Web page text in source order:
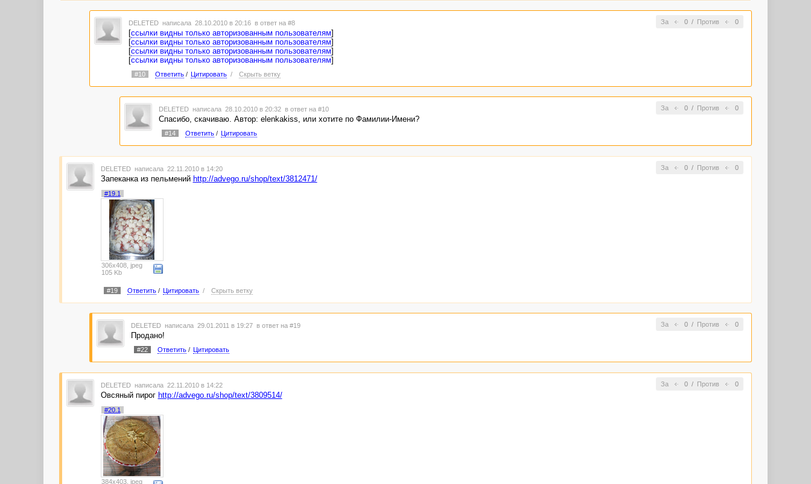
За 0/ Против 0
DELETED написала 28.10.2010 в 20:16 в ответ на #8
[ссылки видны только авторизованным пользователям]
[ссылки видны только авторизованным пользователям]
[ссылки видны только авторизованным пользователям]
[ссылки видны только авторизованным пользователям]
#10 Ответить/ Цитировать / Скрыть ветку
За 0/ Против 0
DELETED написала 28.10.2010 в 20:32 в ответ на #10
Спасибо, скачиваю. Автор: elenkakiss, или хотите по Фамилии-Имени?
#14 Ответить/ Цитировать
За 0/ Против 0
DELETED написала 22.11.2010 в 14:20
Запеканка из пельмений http://advego.ru/shop/text/3812471/
#19.1
306x408, jpeg
105 Kb
#19 Ответить/ Цитировать / Скрыть ветку
За 0/ Против 0
DELETED написала 29.01.2011 в 19:27 в ответ на #19
Продано!
#22 Ответить/ Цитировать
За 0/ Против 0
DELETED написала 22.11.2010 в 14:22
Овсяный пирог http://advego.ru/shop/text/3809514/
#20.1
384x403, jpeg